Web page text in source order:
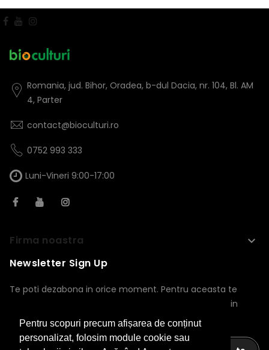
Pentru scopuri precum afișarea de conținut
personalizat, folosim module cookie sau
Romania, jud. Bihor, Oradea, b-dul Dacia, nr. 104, Bl. AM
4, Parter
contact@bioculturi.ro
0752 993 333
Luni-Vineri 9:00-17:00
Firma noastra keyboard_arrow_down
Newsletter Sign Up
Te poti dezabona in orice moment. Pentru aceasta te
rugam sa folosesti informatiile noastre de contact din
nota legala.